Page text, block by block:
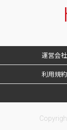
運営会社
利用規約